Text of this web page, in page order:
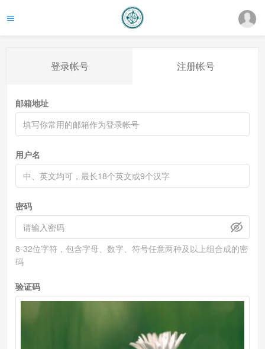
登录帐号 注册帐号
邮箱地址
用户名
密码
8-32位字符，包含字母、数字、符号任意两种及以上组合成的密
码
验证码